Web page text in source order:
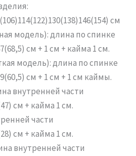
см
модель): длина по спинке
см + 1 см + кайма 1 см.
модель): длина по спинке
см + 1 см + 1 см каймы.
внутренней части
см + кайма 1 см.
части
см + кайма 1 см.
внутренней части